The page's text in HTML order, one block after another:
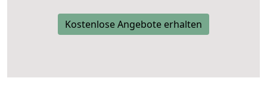
Kostenlose Angebote erhalten